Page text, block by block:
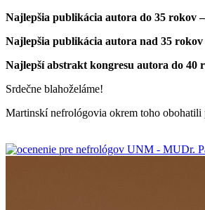
Najlepšia publikácia autora do 35 rokov
Najlepšia publikácia autora nad 35 rokov
Najlepší abstrakt kongresu autora do 40
Srdečne blahoželáme!
Martinskí nefrológovia okrem toho obohatili